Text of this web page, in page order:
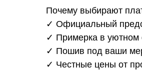
Почему выбирают
✓ Официальный
✓ Примерка в уютном
✓ Пошив под ваши
✓ Честные цены от